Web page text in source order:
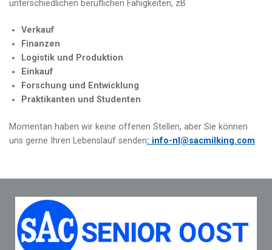
unterschiedlichen beruflichen Fähigkeiten, zB
Verkauf
Finanzen
Logistik und Produktion
Einkauf
Forschung und Entwicklung
Praktikanten und Studenten
Momentan haben wir keine offenen Stellen, aber Sie können
uns gerne Ihren Lebenslauf senden: info-nl@sacmilking.com